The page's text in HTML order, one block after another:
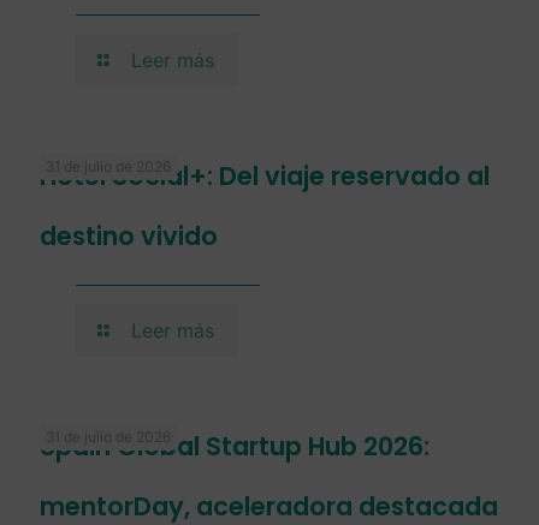
Leer más
31 de julio de 2026
Hotel Social+: Del viaje reservado al
destino vivido
Leer más
31 de julio de 2026
Spain Global Startup Hub 2026:
mentorDay, aceleradora destacada